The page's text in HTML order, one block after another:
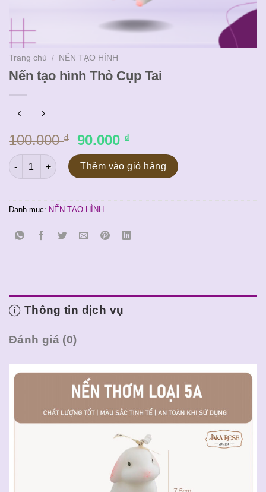
Trang chủ / NẾN TẠO HÌNH
Nến tạo hình Thỏ Cụp Tai
100.000₫
Giá
gốc
là:
100.000 ₫.
90.000 ₫Giá
hiện
tại
là:
Nến tạo hình Thỏ Cụp Tai số lượng
Thêm vào giỏ hàng
Danh mục: NẾN TẠO HÌNH
Thông tin dịch vụ
Đánh giá (0)